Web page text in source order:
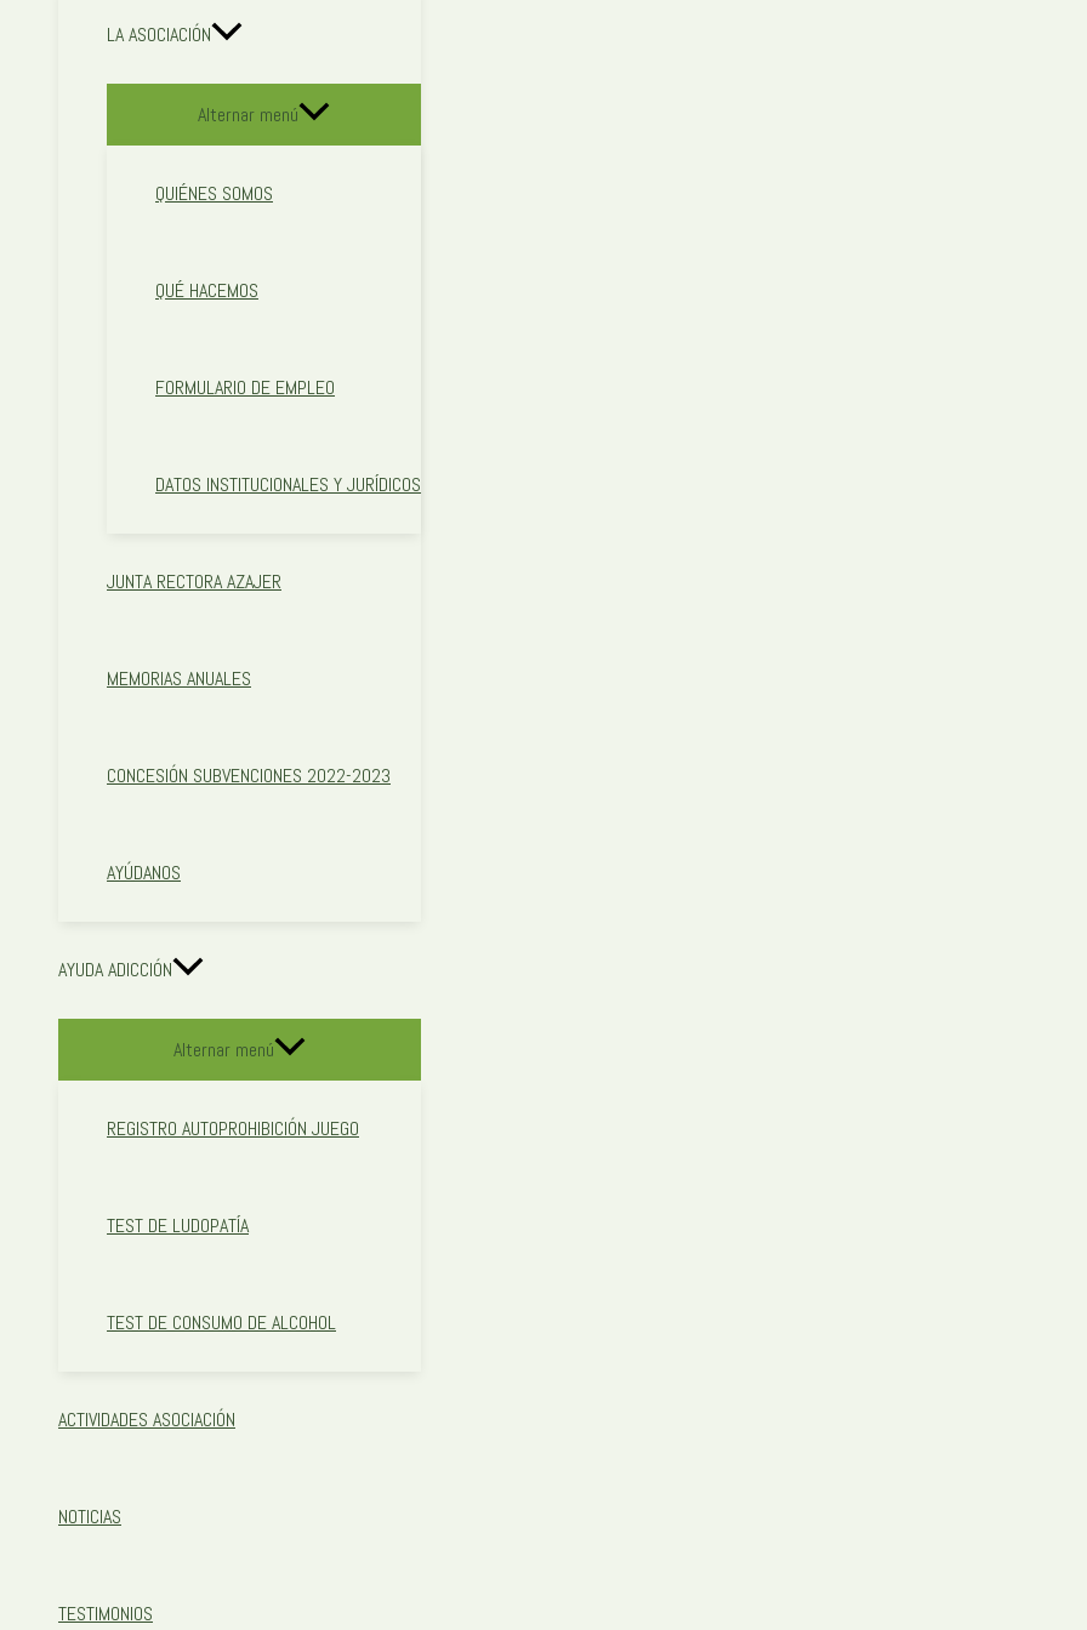
LA ASOCIACIÓN
Alternar menú
QUIÉNES SOMOS
QUÉ HACEMOS
FORMULARIO DE EMPLEO
DATOS INSTITUCIONALES Y JURÍDICOS
JUNTA RECTORA AZAJER
MEMORIAS ANUALES
CONCESIÓN SUBVENCIONES 2022-2023
AYÚDANOS
AYUDA ADICCIÓN
Alternar menú
REGISTRO AUTOPROHIBICIÓN JUEGO
TEST DE LUDOPATÍA
TEST DE CONSUMO DE ALCOHOL
ACTIVIDADES ASOCIACIÓN
NOTICIAS
TESTIMONIOS